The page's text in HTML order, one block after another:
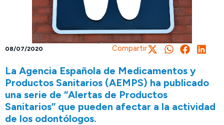
08/07/2020 Compartir
La Agencia Española de Medicamentos y
Productos Sanitarios (AEMPS) ha publicado
una serie de “Alertas de Productos
Sanitarios” que pueden afectar a la actividad
de los odontólogos.